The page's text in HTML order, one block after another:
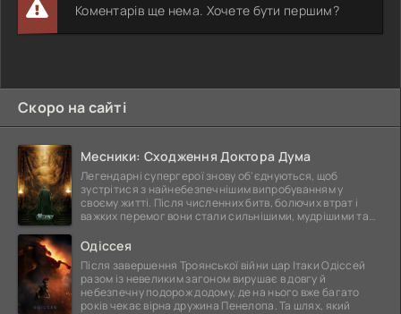
Коментарів ще нема. Хочете бути першим?
Скоро на сайті
Месники: Сходження Доктора Дума
Легендарні супергерої знову об'єднуються, щоб
зустрітися з найнебезпечнішим випробуванням у
своєму житті. Після численних битв, болючих втрат і
важких перемог вони стали сильнішими, мудрішими та
Одіссея
Після завершення Троянської війни цар Ітаки Одіссей
разом із невеликим загоном вирушає в довгу й
небезпечну подорож додому, де на нього вже багато
років чекає вірна дружина Пенелопа. Та шлях, який